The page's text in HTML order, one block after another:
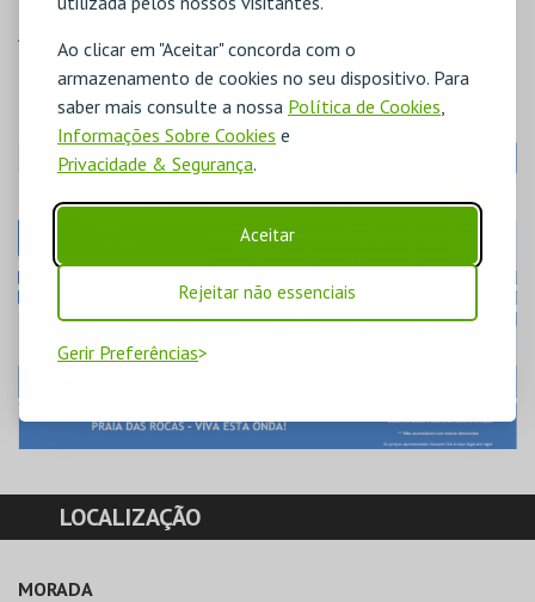
Ao clicar em "Aceitar" concorda com o
armazenamento de cookies no seu dispositivo. Para
saber mais consulte a nossa Política de Cookies
Informações Sobre Cookies e
Privacidade & Segurança.
Aceitar
Rejeitar não essenciais
Gerir Preferências
Atreva-se! Venha em Família! Desfrute de uma Experiência
Única e Viva Esta Onda!
PREÇOS
PREÇO
LOCALIZAÇÃO
MORADA